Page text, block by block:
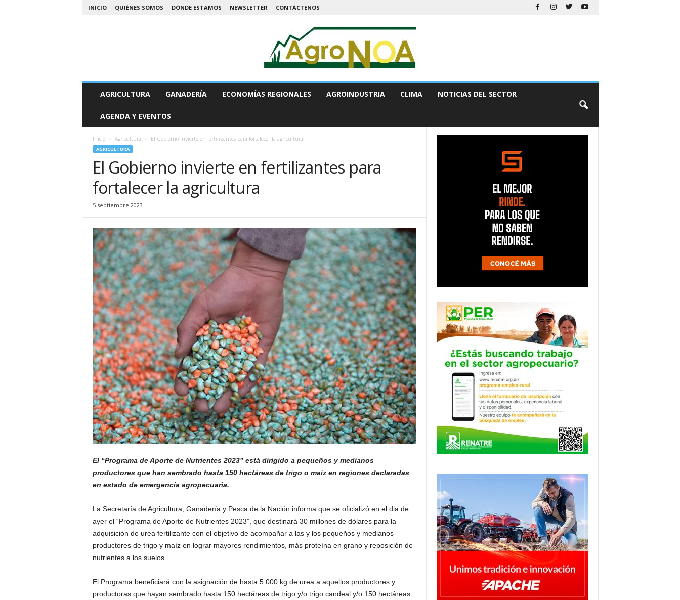
INICIO QUIÉNES SOMOS DÓNDE ESTAMOS NEWSLETTER CONTÁCTENOS
N
AGRICULTURA GANADERÍA ECONOMÍAS REGIONALES AGROINDUSTRIA CLIMA NOTICIAS DEL SECTOR
AGENDA Y EVENTOS
Inicio Agricultura El Gobierno invierte en fertilizantes para fortalecer la agricultura
AGRICULTURA
El Gobierno invierte en fertilizantes para
fortalecer la agricultura
5 septiembre 2023
El “Programa de Aporte de Nutrientes 2023” está dirigido a pequeños y medianos
productores que han sembrado hasta 150 hectáreas de trigo o maíz en regiones declaradas
en estado de emergencia agropecuaria.
La Secretaría de Agricultura, Ganadería y Pesca de la Nación informa que se oficializó en el dia de
ayer el “Programa de Aporte de Nutrientes 2023”, que destinará 30 millones de dólares para la
adquisición de urea fertilizante con el objetivo de acompañar a las y los pequeños y medianos
productores de trigo y maíz en lograr mayores rendimientos, más proteína en grano y reposición de
nutrientes a los suelos.
El Programa beneficiará con la asignación de hasta 5.000 kg de urea a aquellos productores y
productoras que hayan sembrado hasta 150 hectáreas de trigo y/o trigo candeal y/o 150 hectáreas